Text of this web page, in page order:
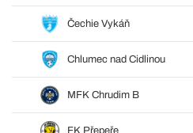
Čechie Vykáň
Chlumec nad Cidlinou
MFK Chrudim B
FK Přepeře